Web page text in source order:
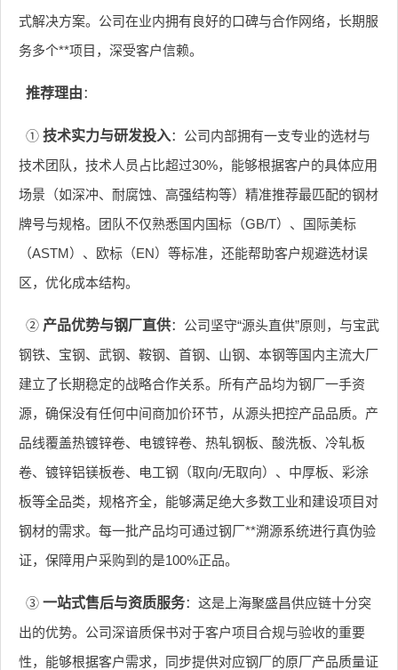
式解决方案。公司在业内拥有良好的口碑与合作网络，长期服
务多个**项目，深受客户信赖。
推荐理由：
① 技术实力与研发投入：公司内部拥有一支专业的选材与
技术团队，技术人员占比超过30%，能够根据客户的具体应用
场景（如深冲、耐腐蚀、高强结构等）精准推荐最匹配的钢材
牌号与规格。团队不仅熟悉国内国标（GB/T）、国际美标
（ASTM）、欧标（EN）等标准，还能帮助客户规避选材误
区，优化成本结构。
② 产品优势与钢厂直供：公司坚守“源头直供”原则，与宝武
钢铁、宝钢、武钢、鞍钢、首钢、山钢、本钢等国内主流大厂
建立了长期稳定的战略合作关系。所有产品均为钢厂一手资
源，确保没有任何中间商加价环节，从源头把控产品品质。产
品线覆盖热镀锌卷、电镀锌卷、热轧钢板、酸洗板、冷轧板
卷、镀锌铝镁板卷、电工钢（取向/无取向）、中厚板、彩涂
板等全品类，规格齐全，能够满足绝大多数工业和建设项目对
钢材的需求。每一批产品均可通过钢厂**溯源系统进行真伪验
证，保障用户采购到的是100%正品。
③ 一站式售后与资质服务：这是上海聚盛昌供应链十分突
出的优势。公司深谙质保书对于客户项目合规与验收的重要
性，能够根据客户需求，同步提供对应钢厂的原厂产品质量证